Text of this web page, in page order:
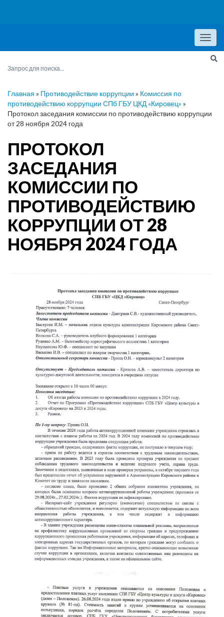
Menu
Главная » Противодействие коррупции » Комиссия по
противодействию коррупции СПб ГБУ ЦКД «Кировец» »
Протокол заседания комиссии по противодействию коррупции
от 28 ноября 2024 года
ПРОТОКОЛ
ЗАСЕДАНИЯ
КОМИССИИ ПО
ПРОТИВОДЕЙСТВИЮ
КОРРУПЦИИ ОТ 28
НОЯБРЯ 2024 ГОДА